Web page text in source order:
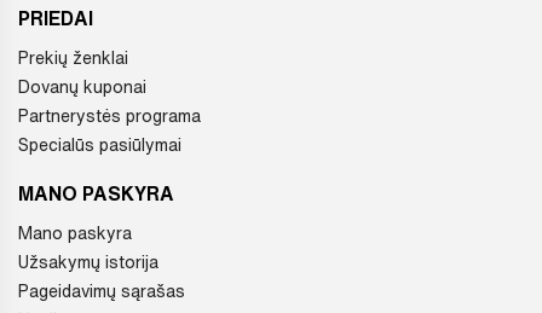
PRIEDAI
Prekių ženklai
Dovanų kuponai
Partnerystės programa
Specialūs pasiūlymai
MANO PASKYRA
Mano paskyra
Užsakymų istorija
Pageidavimų sąrašas